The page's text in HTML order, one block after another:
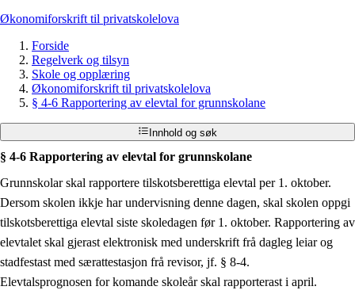
Økonomiforskrift til privatskolelova
Forside
Regelverk og tilsyn
Skole og opplæring
Økonomiforskrift til privatskolelova
§ 4-6 Rapportering av elevtal for grunnskolane
Innhold og søk
§ 4-6 Rapportering av elevtal for grunnskolane
Grunnskolar skal rapportere tilskotsberettiga elevtal per 1. oktober.
Dersom skolen ikkje har undervisning denne dagen, skal skolen oppgi
tilskotsberettiga elevtal siste skoledagen før 1. oktober. Rapportering av
elevtalet skal gjerast elektronisk med underskrift frå dagleg leiar og
stadfestast med særattestasjon frå revisor, jf. § 8-4.
Elevtalsprognosen for komande skoleår skal rapporterast i april.